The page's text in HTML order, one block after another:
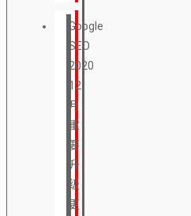
Google
SEO
2020
12
月
重
要
升
级
更